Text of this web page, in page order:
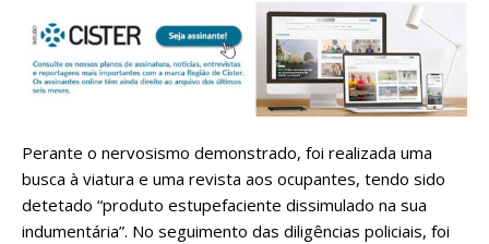
Perante o nervosismo demonstrado, foi realizada uma
busca à viatura e uma revista aos ocupantes, tendo sido
detetado “produto estupefaciente dissimulado na sua
indumentária”. No seguimento das diligências policiais, foi